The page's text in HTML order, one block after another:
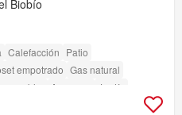
Biobío
Calefacción Patio
empotrado Gas natural
Ascensor
Jardín
discapacidad